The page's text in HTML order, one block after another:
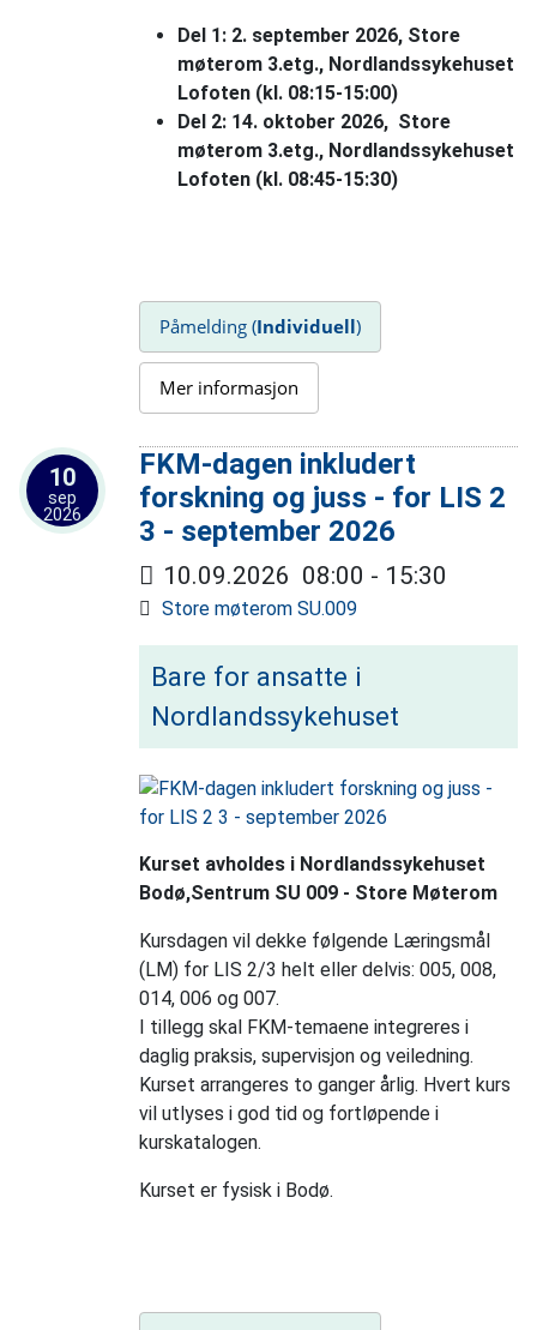
Del 1: 2. september 2026, Store
møterom 3.etg., Nordlandssykehuset
Lofoten (kl. 08:15-15:00)
Del 2: 14. oktober 2026, Store
møterom 3.etg., Nordlandssykehuset
Lofoten (kl. 08:45-15:30)
Påmelding (Individuell)
Mer informasjon
10
sep
2026
FKM-dagen inkludert
forskning og juss - for LIS 2
3 - september 2026
10.09.2026 08:00 - 15:30
Store møterom SU.009
Bare for ansatte i
Nordlandssykehuset
Kurset avholdes i Nordlandssykehuset
Bodø,Sentrum SU 009 - Store Møterom
Kursdagen vil dekke følgende Læringsmål
(LM) for LIS 2/3 helt eller delvis: 005, 008,
014, 006 og 007.
I tillegg skal FKM-temaene integreres i
daglig praksis, supervisjon og veiledning.
Kurset arrangeres to ganger årlig. Hvert kurs
vil utlyses i god tid og fortløpende i
kurskatalogen.
Kurset er fysisk i Bodø.